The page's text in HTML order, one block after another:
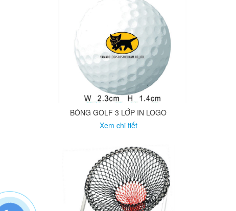
BÓNG GOLF 3 LỚP IN LOGO
Xem chi tiết